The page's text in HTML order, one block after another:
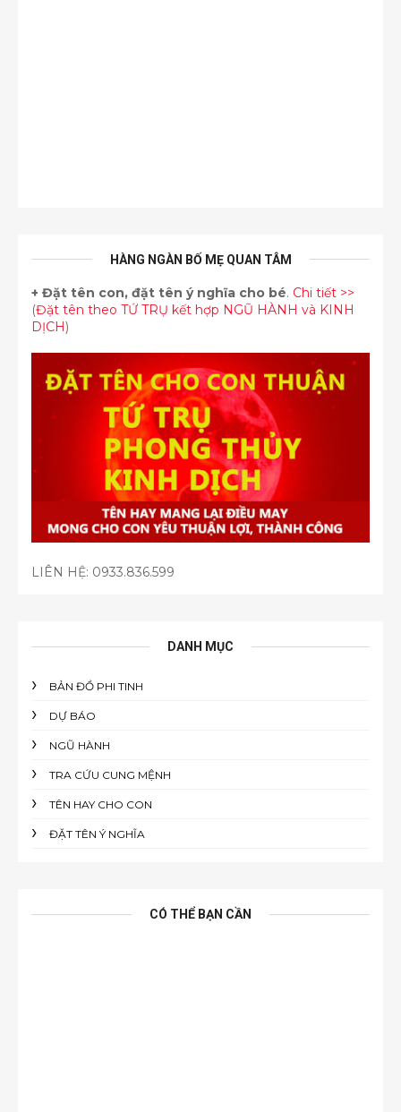
HÀNG NGÀN BỐ MẸ QUAN TÂM
+ Đặt tên con, đặt tên ý nghĩa cho bé. Chi tiết >>
(Đặt tên theo TỨ TRỤ kết hợp NGŨ HÀNH và KINH
DỊCH)
LIÊN HỆ: 0933.836.599
DANH MỤC
BẢN ĐỒ PHI TINH
DỰ BÁO
NGŨ HÀNH
TRA CỨU CUNG MỆNH
TÊN HAY CHO CON
ĐẶT TÊN Ý NGHĨA
CÓ THỂ BẠN CẦN